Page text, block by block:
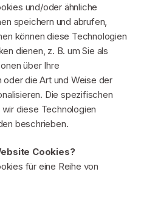
und/oder ähnliche
speichern und abrufen,
können diese Technologien
dienen, z. B. um Sie als
über Ihre
die Art und Weise der
Die spezifischen
diese Technologien
beschrieben.
Cookies?
für eine Reihe von